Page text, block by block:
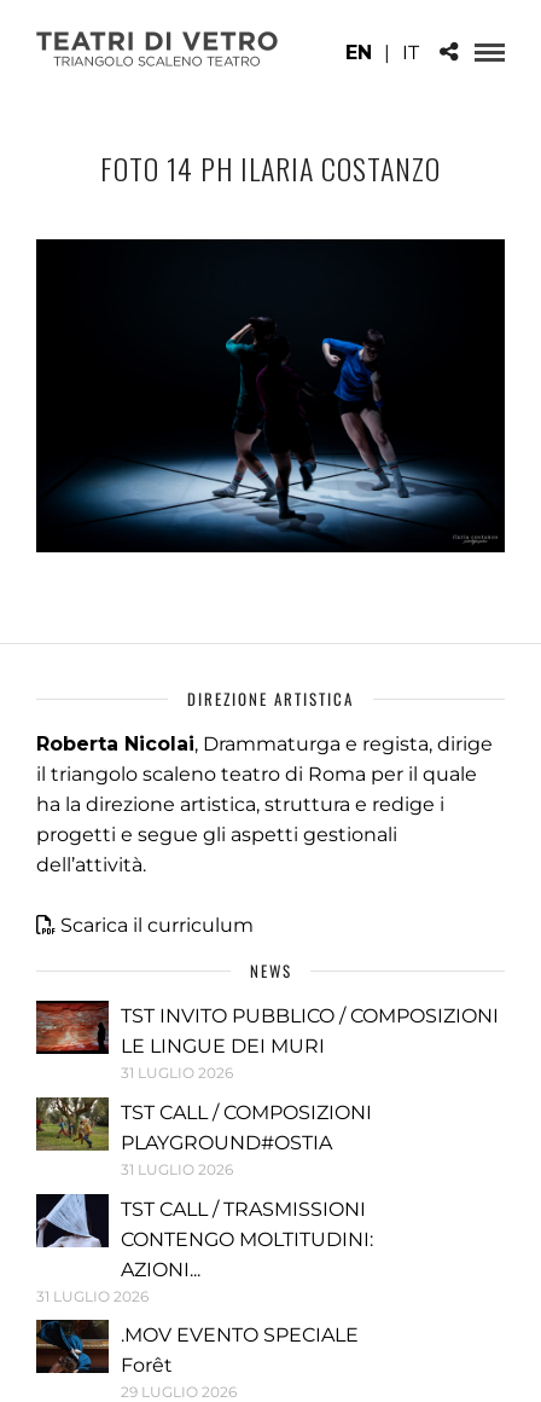
EN | IT
FOTO 14 PH ILARIA COSTANZO
DIREZIONE ARTISTICA
Roberta Nicolai, Drammaturga e regista, dirige
il triangolo scaleno teatro di Roma per il quale
ha la direzione artistica, struttura e redige i
progetti e segue gli aspetti gestionali
dell’attività.
Scarica il curriculum
NEWS
TST INVITO PUBBLICO / COMPOSIZIONI
LE LINGUE DEI MURI
31 LUGLIO 2026
TST CALL / COMPOSIZIONI
PLAYGROUND#OSTIA
31 LUGLIO 2026
TST CALL / TRASMISSIONI
CONTENGO MOLTITUDINI:
AZIONI...
31 LUGLIO 2026
.MOV EVENTO SPECIALE
Forêt
29 LUGLIO 2026